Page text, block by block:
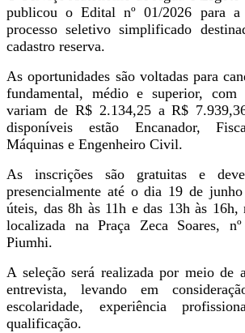
publicou o Edital nº 01/2026 para a
processo seletivo simplificado
cadastro reserva.
As oportunidades são voltadas para
fundamental, médio e superior, com
variam de R$ 2.134,25 a R$
disponíveis estão Encanador,
Máquinas e Engenheiro Civil.
As inscrições são gratuitas e
presencialmente até o dia 19 de
úteis, das 8h às 11h e das 13h às
localizada na Praça Zeca Soares,
Piumhi.
A seleção será realizada por meio de
entrevista, levando em
escolaridade, experiência
qualificação.